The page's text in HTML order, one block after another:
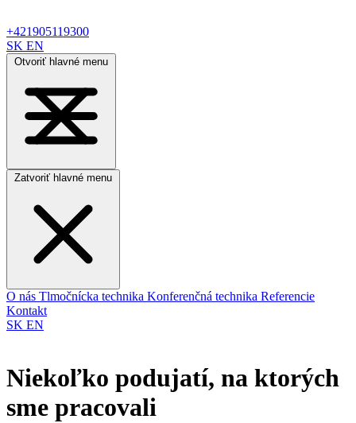
+421905119300
SK EN
Otvoriť hlavné menu
Zatvoriť hlavné menu
O nás Tlmočnícka technika Konferenčná technika Referencie
Kontakt
SK EN
Niekoľko podujatí, na ktorých
sme pracovali